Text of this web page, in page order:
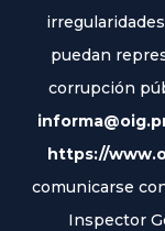
puedan
corrupción
https://
comunicarse
Inspector